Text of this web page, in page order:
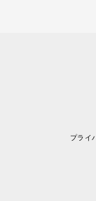
プライ